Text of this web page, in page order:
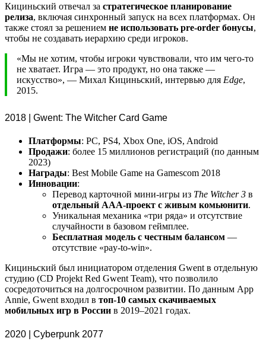
Кициньский отвечал за стратегическое планирование
релиза, включая синхронный запуск на всех платформах. Он
также стоял за решением не использовать pre-order бонусы,
чтобы не создавать иерархию среди игроков.
«Мы не хотим, чтобы игроки чувствовали, что им чего-то
не хватает. Игра — это продукт, но она также —
искусство», — Михал Кициньский, интервью для Edge,
2015.
2018 | Gwent: The Witcher Card Game
Платформы: PC, PS4, Xbox One, iOS, Android
Продажи: более 15 миллионов регистраций (по данным
2023)
Награды: Best Mobile Game на Gamescom 2018
Инновации:
Перевод карточной мини-игры из The Witcher 3 в
отдельный AAA-проект с живым комьюнити.
Уникальная механика «три ряда» и отсутствие
случайности в базовом геймплее.
Бесплатная модель с честным балансом —
отсутствие «pay-to-win».
Кициньский был инициатором отделения Gwent в отдельную
студию (CD Projekt Red Gwent Team), что позволило
сосредоточиться на долгосрочном развитии. По данным App
Annie, Gwent входил в топ-10 самых скачиваемых
мобильных игр в России в 2019–2021 годах.
2020 | Cyberpunk 2077